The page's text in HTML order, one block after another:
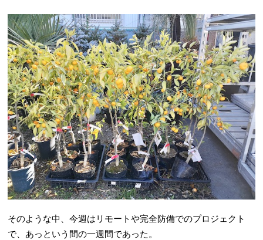
そのような中、今週はリモートや完全防備でのプロジェクト
で、あっという間の一週間であった。